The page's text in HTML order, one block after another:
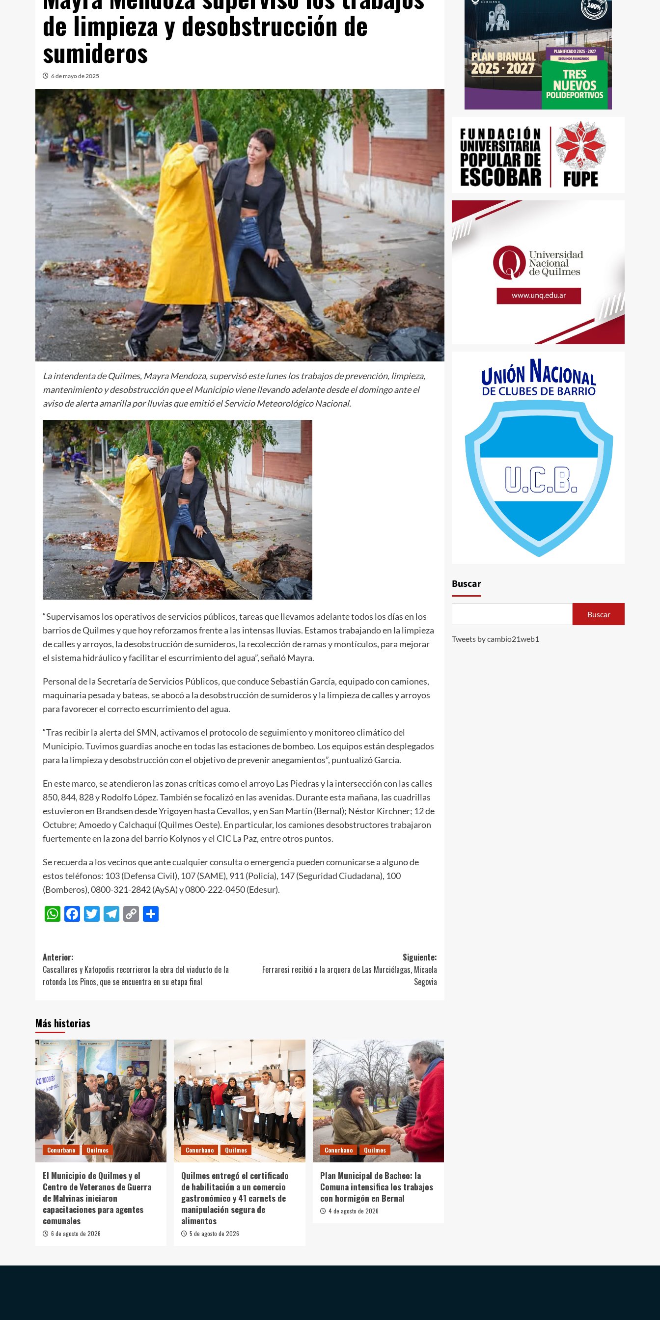
de limpieza y desobstrucción de
sumideros
6 de mayo de 2025
La intendenta de Quilmes, Mayra Mendoza, supervisó este lunes los trabajos de prevención, limpieza,
mantenimiento y desobstrucción que el Municipio viene llevando adelante desde el domingo ante el
aviso de alerta amarilla por lluvias que emitió el Servicio Meteorológico Nacional.
“Supervisamos los operativos de servicios públicos, tareas que llevamos adelante todos los días en los
barrios de Quilmes y que hoy reforzamos frente a las intensas lluvias. Estamos trabajando en la limpieza
de calles y arroyos, la desobstrucción de sumideros, la recolección de ramas y montículos, para mejorar
el sistema hidráulico y facilitar el escurrimiento del agua”, señaló Mayra.
Personal de la Secretaría de Servicios Públicos, que conduce Sebastián García, equipado con camiones,
maquinaria pesada y bateas, se abocó a la desobstrucción de sumideros y la limpieza de calles y arroyos
para favorecer el correcto escurrimiento del agua.
“Tras recibir la alerta del SMN, activamos el protocolo de seguimiento y monitoreo climático del
Municipio. Tuvimos guardias anoche en todas las estaciones de bombeo. Los equipos están desplegados
para la limpieza y desobstrucción con el objetivo de prevenir anegamientos”, puntualizó García.
En este marco, se atendieron las zonas críticas como el arroyo Las Piedras y la intersección con las calles
850, 844, 828 y Rodolfo López. También se focalizó en las avenidas. Durante esta mañana, las cuadrillas
estuvieron en Brandsen desde Yrigoyen hasta Cevallos, y en San Martín (Bernal); Néstor Kirchner; 12 de
Octubre; Amoedo y Calchaquí (Quilmes Oeste). En particular, los camiones desobstructores trabajaron
fuertemente en la zona del barrio Kolynos y el CIC La Paz, entre otros puntos.
Se recuerda a los vecinos que ante cualquier consulta o emergencia pueden comunicarse a alguno de
estos teléfonos: 103 (Defensa Civil), 107 (SAME), 911 (Policía), 147 (Seguridad Ciudadana), 100
(Bomberos), 0800-321-2842 (AySA) y 0800-222-0450 (Edesur).
WhatsApp
Facebook
Twitter
Telegram
Copy
Navegación
de
entradas
Anterior:
Cascallares y Katopodis recorrieron la obra del viaducto de la
rotonda Los Pinos, que se encuentra en su etapa final
Siguiente:
Ferraresi recibió a la arquera de Las Murciélagas, Micaela
Segovia
Más historias
Conurbano Quilmes
El Municipio de Quilmes y el
Centro de Veteranos de Guerra
de Malvinas iniciaron
capacitaciones para agentes
comunales
6 de agosto de 2026
Conurbano Quilmes
Quilmes entregó el certificado
de habilitación a un comercio
gastronómico y 41 carnets de
manipulación segura de
alimentos
5 de agosto de 2026
Conurbano Quilmes
Plan Municipal de Bacheo: la
Comuna intensifica los trabajos
con hormigón en Bernal
4 de agosto de 2026
Buscar
Buscar
Tweets by cambio21web1